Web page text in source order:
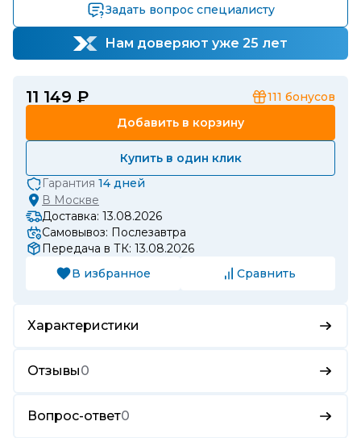
Задать вопрос специалисту
Нам доверяют уже 25 лет
11 149 ₽ 111 бонусов
Добавить в корзину
Купить в один клик
Гарантия 14 дней
В Москве
Доставка: 13.08.2026
Самовывоз: Послезавтра
Передача в ТК: 13.08.2026
В избранное
Сравнить
Характеристики
Отзывы0
Вопрос-ответ0